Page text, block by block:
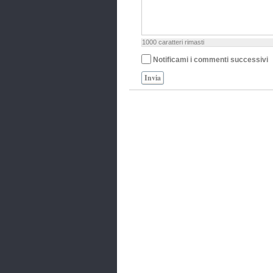
1000 caratteri rimasti
Notificami i commenti successivi
Invia